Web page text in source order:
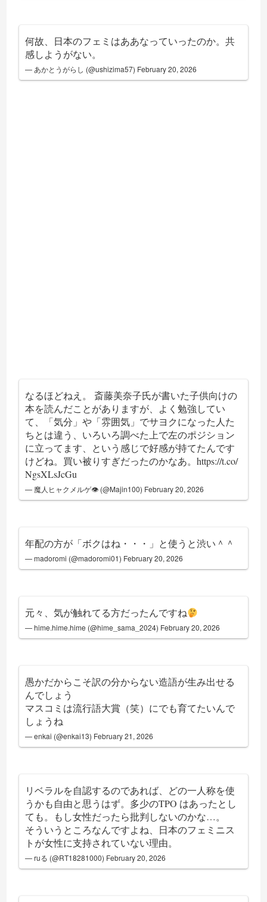
何故、日本のフェミはああなっていったのか。共
感しようがない。
— あかとうがらし (@ushizima57) February 20, 2026
なるほどねえ。 斎藤美奈子氏が書いた子供向けの
本を読んだことがありますが、よく勉強してい
て、「気分」や「雰囲気」でサヨクになった人た
ちとは違う、いろいろ調べた上で左のポジション
に立ってます、という感じで好感が持てたんです
けどね。買い被りすぎだったのかなあ。https://t.co/
NgsXLsJcGu
— 魔人ヒャクメルゲ👁 (@Majin100) February 20, 2026
年配の方が「ボクはね・・・」と使うと渋い＾＾
— madoromi (@madoromi01) February 20, 2026
元々、気が触れてる方だったんですね
— hime.hime.hime (@hime_sama_2024) February 20, 2026
愚かだからこそ訳の分からない造語が生み出せる
んでしょう
マスコミは流行語大賞（笑）にでも育てたいんで
しょうね
— enkai (@enkai13) February 21, 2026
リベラルを自認するのであれば、どの一人称を使
うかも自由と思うはず。多少のTPO はあったとし
ても。もし女性だったら批判しないのかな…。
そういうところなんですよね、日本のフェミニス
トが女性に支持されていない理由。
— ruる (@RT18281000) February 20, 2026